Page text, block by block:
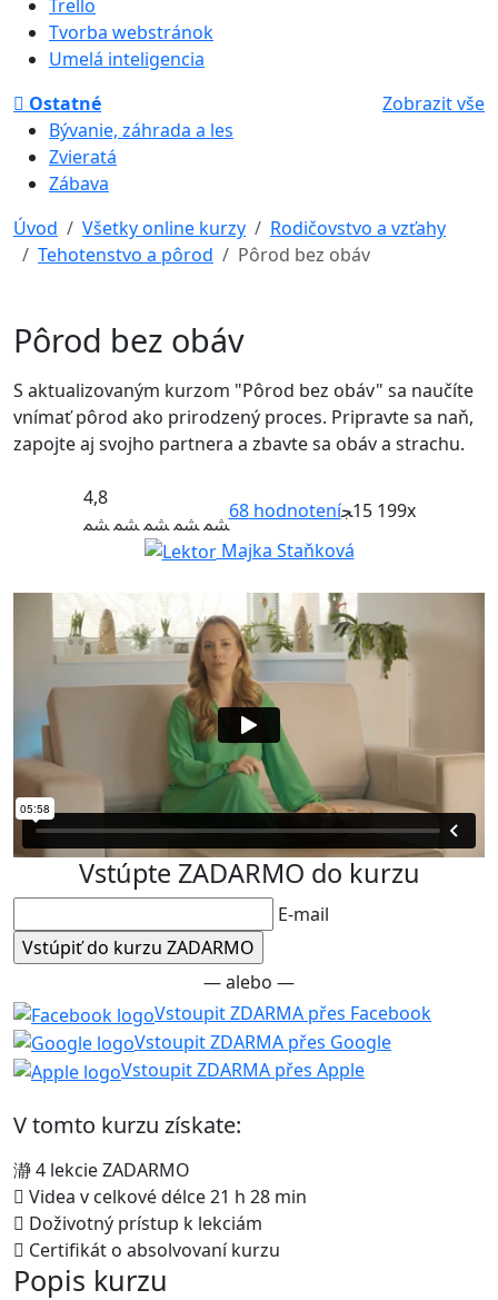
Trello
Tvorba webstránok
Umelá inteligencia
Ostatné
Zobrazit vše
Bývanie, záhrada a les
Zvieratá
Zábava
Úvod
Všetky online kurzy
Rodičovstvo a vzťahy
Tehotenstvo a pôrod
Pôrod bez obáv
Pôrod bez obáv
S aktualizovaným kurzom "Pôrod bez obáv" sa naučíte
vnímať pôrod ako prirodzený proces. Pripravte sa naň,
zapojte aj svojho partnera a zbavte sa obáv a strachu.
4,8
68hodnotení 15 199x
Majka Staňková
Vstúpte ZADARMO do kurzu
E-mail
— alebo —
Vstoupit ZDARMA přes Facebook
Vstoupit ZDARMA přes Google
Vstoupit ZDARMA přes Apple
V tomto kurzu získate:
4 lekcie ZADARMO
Videa v celkové délce 21 h 28 min
Doživotný prístup k lekciám
Certifikát o absolvovaní kurzu
Popis kurzu